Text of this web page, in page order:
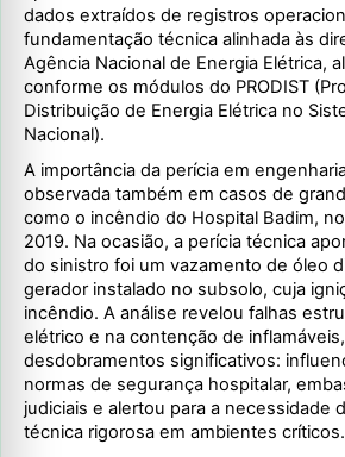
dados extraídos de registros
fundamentação técnica alinhada às
Agência Nacional de Energia Elétrica,
conforme os módulos do PRODIST
Distribuição de Energia Elétrica no
Nacional).
A importância da perícia em
observada também em casos de
como o incêndio do Hospital Badim,
2019. Na ocasião, a perícia técnica
do sinistro foi um vazamento de óleo
gerador instalado no subsolo, cuja
incêndio. A análise revelou falhas
elétrico e na contenção de
desdobramentos significativos:
normas de segurança hospitalar,
judiciais e alertou para a necessidade
técnica rigorosa em ambientes críticos.